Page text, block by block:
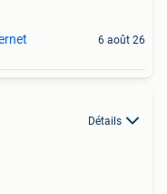
6 août 26
Détails